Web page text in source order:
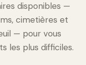
disponibles —
cimetières et
— pour vous
les plus difficiles.